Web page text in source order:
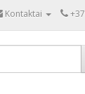
Kontaktai